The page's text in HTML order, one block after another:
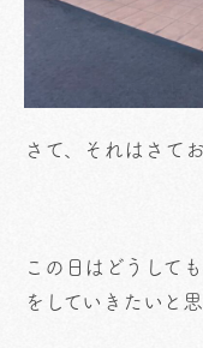
さて、それはさてお
この日はどうして
をしていきたいと